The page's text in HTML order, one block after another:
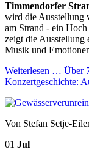
Timmendorfer
wird die Ausstellung
am Strand - ein
zeigt die Ausstellung
Musik und
Weiterlesen … Über
Konzertgeschichte:
Von Stefan Setje-
01 Jul